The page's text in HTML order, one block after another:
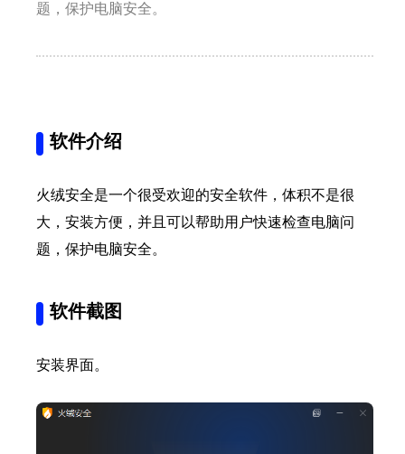
题，保护电脑安全。
软件介绍
火绒安全是一个很受欢迎的安全软件，体积不是很
大，安装方便，并且可以帮助用户快速检查电脑问
题，保护电脑安全。
软件截图
安装界面。